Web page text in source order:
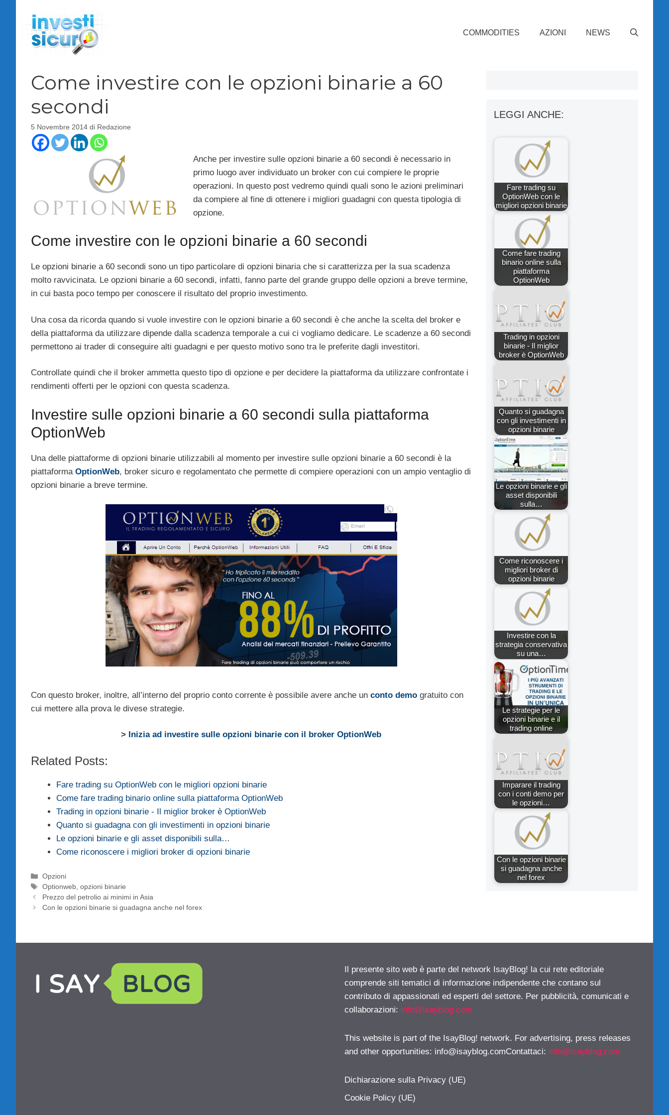
contenuto
COMMODITIES AZIONI NEWS
Come investire con le opzioni binarie a 60
secondi
5 Novembre 2014 di Redazione
Anche per investire sulle opzioni binarie a 60 secondi è necessario in
primo luogo aver individuato un broker con cui compiere le proprie
operazioni. In questo post vedremo quindi quali sono le azioni preliminari
da compiere al fine di ottenere i migliori guadagni con questa tipologia di
opzione.
Come investire con le opzioni binarie a 60 secondi
Le opzioni binarie a 60 secondi sono un tipo particolare di opzioni binaria che si caratterizza per la sua scadenza
molto ravvicinata. Le opzioni binarie a 60 secondi, infatti, fanno parte del grande gruppo delle opzioni a breve termine,
in cui basta poco tempo per conoscere il risultato del proprio investimento.
Una cosa da ricorda quando si vuole investire con le opzioni binarie a 60 secondi è che anche la scelta del broker e
della piattaforma da utilizzare dipende dalla scadenza temporale a cui ci vogliamo dedicare. Le scadenze a 60 secondi
permettono ai trader di conseguire alti guadagni e per questo motivo sono tra le preferite dagli investitori.
Controllate quindi che il broker ammetta questo tipo di opzione e per decidere la piattaforma da utilizzare confrontate i
rendimenti offerti per le opzioni con questa scadenza.
Investire sulle opzioni binarie a 60 secondi sulla piattaforma
OptionWeb
Una delle piattaforme di opzioni binarie utilizzabili al momento per investire sulle opzioni binarie a 60 secondi è la
piattaforma OptionWeb, broker sicuro e regolamentato che permette di compiere operazioni con un ampio ventaglio di
opzioni binarie a breve termine.
Con questo broker, inoltre, all’interno del proprio conto corrente è possibile avere anche un conto demo gratuito con
cui mettere alla prova le divese strategie.
> Inizia ad investire sulle opzioni binarie con il broker OptionWeb
Related Posts:
Fare trading su OptionWeb con le migliori opzioni binarie
Come fare trading binario online sulla piattaforma OptionWeb
Trading in opzioni binarie - Il miglior broker è OptionWeb
Quanto si guadagna con gli investimenti in opzioni binarie
Le opzioni binarie e gli asset disponibili sulla…
Come riconoscere i migliori broker di opzioni binarie
Categorie
Opzioni
Tag
Optionweb,opzioni binarie
Prezzo del petrolio ai minimi in Asia
Con le opzioni binarie si guadagna anche nel forex
LEGGI ANCHE:
Fare trading su
OptionWeb con le
migliori opzioni binarie
Come fare trading
binario online sulla
piattaforma
OptionWeb
Trading in opzioni
binarie - Il miglior
broker è OptionWeb
Quanto si guadagna
con gli investimenti in
opzioni binarie
Le opzioni binarie e gli
asset disponibili
sulla…
Come riconoscere i
migliori broker di
opzioni binarie
Investire con la
strategia conservativa
su una…
Le strategie per le
opzioni binarie e il
trading online
Imparare il trading
con i conti demo per
le opzioni…
Con le opzioni binarie
si guadagna anche
nel forex
Il presente sito web è parte del network IsayBlog! la cui rete editoriale
comprende siti tematici di informazione indipendente che contano sul
contributo di appassionati ed esperti del settore. Per pubblicità, comunicati e
collaborazioni: info@isayblog.com
This website is part of the IsayBlog! network. For advertising, press releases
and other opportunities: info@isayblog.comContattaci: info@isayblog.com
Dichiarazione sulla Privacy (UE)
Cookie Policy (UE)